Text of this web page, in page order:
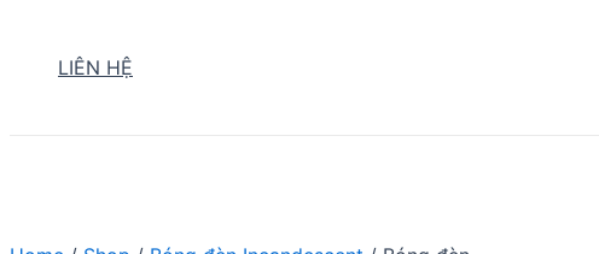
LIÊN HỆ